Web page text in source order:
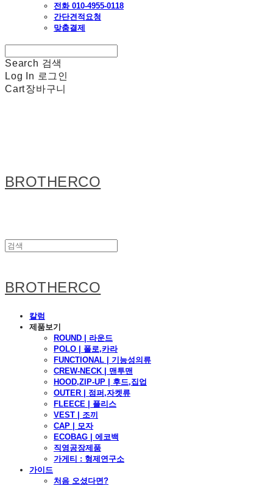
전화 010-4955-0118
간단견적요청
맞춤결제
Search 검색
Log In 로그인
Cart장바구니
BROTHERCO
BROTHERCO
칼럼
제품보기
ROUND | 라운드
POLO | 폴로,카라
FUNCTIONAL | 기능성의류
CREW-NECK | 맨투맨
HOOD,ZIP-UP | 후드,집업
OUTER | 점퍼,자켓류
FLEECE | 플리스
VEST | 조끼
CAP | 모자
ECOBAG | 에코백
직영공장제품
가게티 : 형제연구소
가이드
처음 오셨다면?